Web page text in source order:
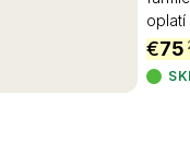
oplatí
€75